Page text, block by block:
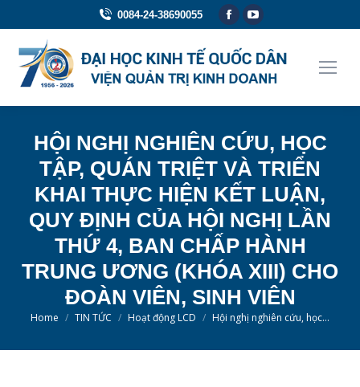
0084-24-38690055
Facebook
opens
in
YouTube
opens
in
HỘI NGHỊ NGHIÊN CỨU, HỌC
TẬP, QUÁN TRIỆT VÀ TRIỂN
KHAI THỰC HIỆN KẾT LUẬN,
QUY ĐỊNH CỦA HỘI NGHỊ LẦN
THỨ 4, BAN CHẤP HÀNH
TRUNG ƯƠNG (KHÓA XIII) CHO
ĐOÀN VIÊN, SINH VIÊN
You are here:
Home TIN TỨC Hoạt động LCD Hội nghị nghiên cứu, học…